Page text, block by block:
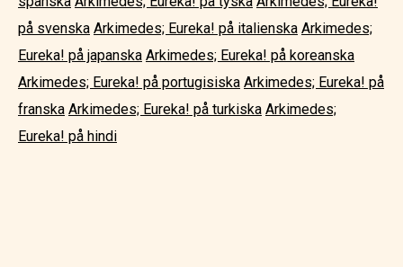
på svenska Arkimedes; Eureka! på italienska Arkimedes;
Eureka! på japanska Arkimedes; Eureka! på koreanska
Arkimedes; Eureka! på portugisiska Arkimedes; Eureka! på
franska Arkimedes; Eureka! på turkiska Arkimedes;
Eureka! på hindi